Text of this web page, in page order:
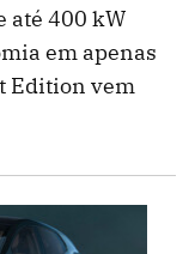
até 400 kW
em apenas
Edition vem